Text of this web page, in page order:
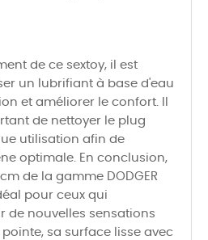
de ce sextoy, il est
un lubrifiant à base d'eau
et améliorer le confort. Il
de nettoyer le plug
utilisation afin de
optimale. En conclusion,
cm de la gamme DODGER
pour ceux qui
de nouvelles sensations
sa surface lisse avec